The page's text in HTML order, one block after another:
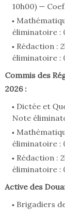
10h00) —
éliminatoire :
Rédaction :
éliminatoire :
Commis des
2026 :
Dictée et
Note
éliminatoire :
Rédaction :
éliminatoire :
Active des
Brigadiers